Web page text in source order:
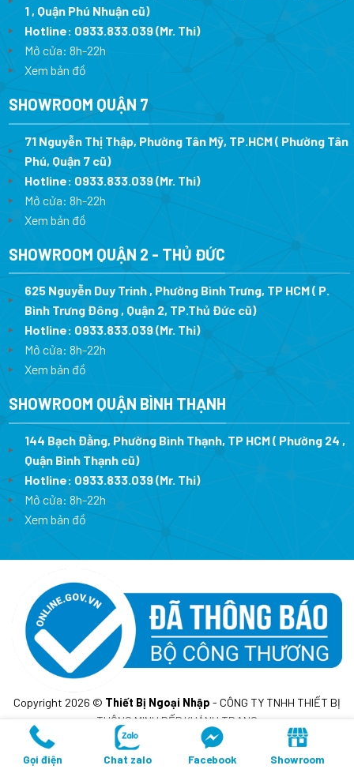
1 , Quận Phú Nhuận cũ)
Hotline: 0933.833.039(Mr. Thi)
Mở cửa: 8h-22h
Xem bản đồ
SHOWROOM QUẬN 7
71 Nguyễn Thị Thập, Phường Tân Mỹ, TP.HCM ( Phường Tân
Phú, Quận 7 cũ)
Hotline: 0933.833.039(Mr. Thi)
Mở cửa: 8h-22h
Xem bản đồ
SHOWROOM QUẬN 2 - THỦ ĐỨC
625 Nguyễn Duy Trinh , Phường Bình Trưng, TP HCM ( P.
Bình Trưng Đông , Quận 2, TP.Thủ Đức cũ)
Hotline: 0933.833.039(Mr. Thi)
Mở cửa: 8h-22h
Xem bản đồ
SHOWROOM QUẬN BÌNH THẠNH
144 Bạch Đằng, Phường Bình Thạnh, TP HCM ( Phường 24 ,
Quận Bình Thạnh cũ)
Hotline: 0933.833.039(Mr. Thi)
Mở cửa: 8h-22h
Xem bản đồ
Copyright 2026 © Thiết Bị Ngoại Nhập - CÔNG TY TNHH THIẾT BỊ
THÔNG MINH BẾP KHÁNH TRANG
MST: 0317675241- Cấp lần đầu ngày 10/02/2023 tại sở KH&DT
TP.HCM
Gọi điện Chat zalo Facebook Showroom